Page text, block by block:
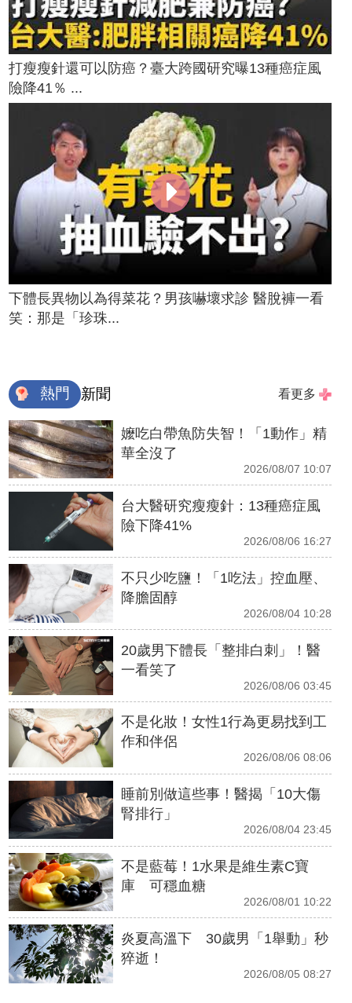
打瘦瘦針還可以防癌？臺大跨國研究曝13種癌症風
險降41％ ...
下體長異物以為得菜花？男孩嚇壞求診 醫脫褲一看
笑：那是「珍珠...
熱門 新聞 看更多
嬤吃白帶魚防失智！「1動作」精
華全沒了
2026/08/07 10:07
台大醫研究瘦瘦針：13種癌症風
險下降41%
2026/08/06 16:27
不只少吃鹽！「1吃法」控血壓、
降膽固醇
2026/08/04 10:28
20歲男下體長「整排白刺」！醫
一看笑了
2026/08/06 03:45
不是化妝！女性1行為更易找到工
作和伴侶
2026/08/06 08:06
睡前別做這些事！醫揭「10大傷
腎排行」
2026/08/04 23:45
不是藍莓！1水果是維生素C寶
庫 可穩血糖
2026/08/01 10:22
炎夏高溫下 30歲男「1舉動」秒
猝逝！
2026/08/05 08:27